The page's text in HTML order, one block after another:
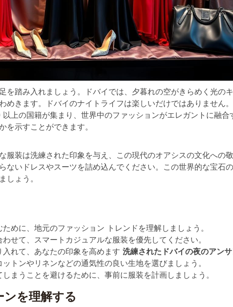
を踏み入れましょう。ドバイでは、夕暮れの空がきらめく光の
めきます。ドバイのナイトライフは楽しいだけではありません
上の国籍が集まり、世界中のファッションがエレガントに融合
を示すことができます。
ないドレスやスーツを詰め込んでください。この世界的な宝石
しょう。
せて、スマートカジュアルな服装を優先してください。
入れて、あなたの印象を高めます洗練されたドバイの夜のアンサ
トンやリネンなどの通気性の良い生地を選びましょう。
まうことを避けるために、事前に服装を計画しましょう。